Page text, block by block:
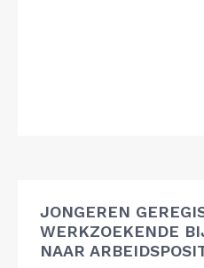
JONGEREN
WERKZOEKENDE
NAAR